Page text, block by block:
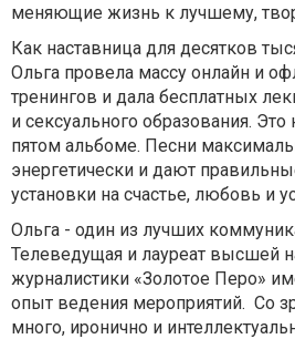
меняющие жизнь к лучшему,
Как наставница для десятков
Ольга провела массу онлайн и
тренингов и дала бесплатных
и сексуального образования.
пятом альбоме. Песни
энергетически и дают
установки на счастье, любовь и
Ольга - один из лучших
Телеведущая и лауреат высшей
журналистики «Золотое Перо»
опыт ведения мероприятий. Со
много, иронично и